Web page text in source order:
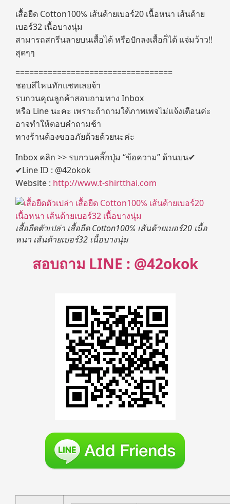
เสื้อยืด Cotton100℅ เส้นด้ายเบอร์20 เนื้อหนา เส้นด้าย
เบอร์32 เนื้อบางนุ่ม
สามารถสกรีนลายบนเสื้อได้ หรือปักลงเสื้อก็ได้ แจ่มว้าว!!
สุดๆๆ
==================================
ชอบสีไหนทักแชทเลยจ้า
รบกวนคุณลูกค้าสอบถามทาง Inbox
หรือ Line นะคะ เพราะถ้าถามใต้ภาพเพจไม่แจ้งเตือนค่ะ
อาจทำให้ตอบคำถามช้า
ทางร้านต้องขออภัยด้วยด้วยนะค่ะ
Inbox คลิก >> รบกวนคลิ๊กปุ่ม “ข้อความ” ด้านบน✔
✔Line ID : @42okok
Website : http://www.t-shirtthai.com
เสื้อยืดตัวเปล่า เสื้อยืด Cotton100℅ เส้นด้ายเบอร์20 เนื้อ
หนา เส้นด้ายเบอร์32 เนื้อบางนุ่ม
สอบถาม LINE : @42okok